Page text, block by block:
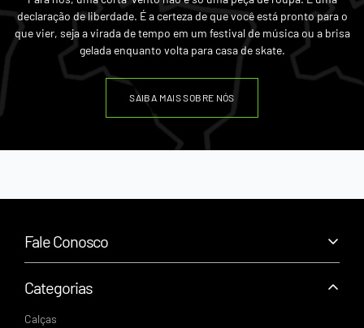
do frete consultado pelo cep. Ou se preferir ficar com a peça, para
presentear ou revender, podemos te fornecer frete grátis na compra do
novo tamanho.
Fiz a decisão correta. Eu comprei! E agora?
Parabéns pela sua decisão! Agora você receberá o seu acesso a nossa área
do cliente na qual você irá acompanhar todo o processo através do rastreio,
desde a separação do seu pedido até o envio.
declaração de liberdade. É a certeza de que você está pronto para o
que vier, seja a virada de tempo em um festival de música ou a brisa
gelada enquanto volta para casa de skate.
SAIBA MAIS SOBRE NÓS
Fale Conosco
+55 (43) 99159-2622
suporte@cortaventobrasil.com.br
Segunda a Sexta - 9h às 18h
Categorias
Calças